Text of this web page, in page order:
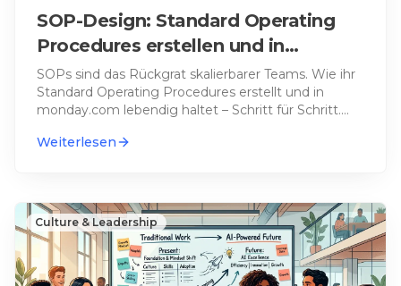
SOP-Design: Standard Operating
Procedures erstellen und in
monday.com abbilden
SOPs sind das Rückgrat skalierbarer Teams. Wie ihr
Standard Operating Procedures erstellt und in
monday.com lebendig haltet – Schritt für Schritt.…
Weiterlesen
Culture & Leadership